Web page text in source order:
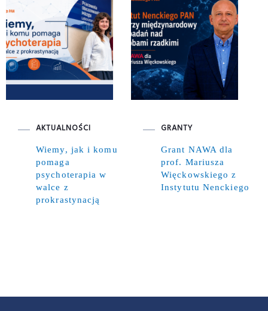
AKTUALNOŚCI
Wiemy, jak i komu
pomaga
psychoterapia w
walce z
prokrastynacją
GRANTY
Grant NAWA dla
prof. Mariusza
Więckowskiego z
Instytutu Nenckiego